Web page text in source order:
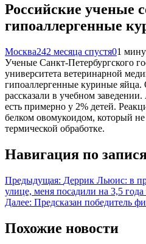
Российские ученые
гипоаллергенные
Москва242 месяца спустя01
Ученые Санкт-Петербургского
университета ветеринарной
гипоаллергенные куриные яйца.
рассказали в учебном
есть примерно у 2% детей.
белком овомукоидом, который не
термической обработке.
Навигация по
Предыдущая: Деррик Льюис: в
улице, меня посадили на 3,5
Далее: Предсказан победитель
Похожие новости